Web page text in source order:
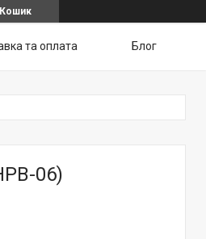
Кошик
та оплата Блог
06)